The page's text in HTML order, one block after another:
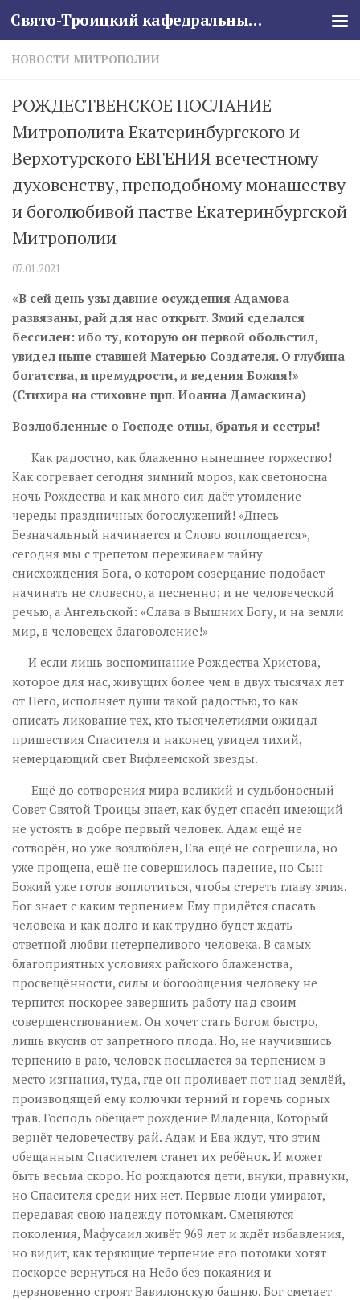
Skip to content Свято-Троицкий кафедральный собор
НОВОСТИ МИТРОПОЛИИ
РОЖДЕСТВЕНСКОЕ ПОСЛАНИЕ
Митрополита Екатеринбургского и
Верхотурского ЕВГЕНИЯ всечестному
духовенству, преподобному монашеству
и боголюбивой пастве Екатеринбургской
Митрополии
07.01.2021
«В сей день узы давние осуждения Адамова
развязаны, рай для нас открыт. Змий сделался
бессилен: ибо ту, которую он первой обольстил,
увидел ныне ставшей Матерью Создателя. О глубина
богатства, и премудрости, и ведения Божия!»
(Стихира на стиховне прп. Иоанна Дамаскина)
Возлюбленные о Господе отцы, братья и сестры!
Как радостно, как блаженно нынешнее торжество!
Как согревает сегодня зимний мороз, как светоносна
ночь Рождества и как много сил даёт утомление
череды праздничных богослужений! «Днесь
Безначальный начинается и Слово воплощается»,
сегодня мы с трепетом переживаем тайну
снисхождения Бога, о котором созерцание подобает
начинать не словесно, а песненно; и не человеческой
речью, а Ангельской: «Слава в Вышних Богу, и на земли
мир, в человецех благоволение!»
И если лишь воспоминание Рождества Христова,
которое для нас, живущих более чем в двух тысячах лет
от Него, исполняет души такой радостью, то как
описать ликование тех, кто тысячелетиями ожидал
пришествия Спасителя и наконец увидел тихий,
немерцающий свет Вифлеемской звезды.
Ещё до сотворения мира великий и судьбоносный
Совет Святой Троицы знает, как будет спасён имеющий
не устоять в добре первый человек. Адам ещё не
сотворён, но уже возлюблен, Ева ещё не согрешила, но
уже прощена, ещё не совершилось падение, но Сын
Божий уже готов воплотиться, чтобы стереть главу змия.
Бог знает с каким терпением Ему придётся спасать
человека и как долго и как трудно будет ждать
ответной любви нетерпеливого человека. В самых
благоприятных условиях райского блаженства,
просвещённости, силы и богообщения человеку не
терпится поскорее завершить работу над своим
совершенствованием. Он хочет стать Богом быстро,
лишь вкусив от запретного плода. Но, не научившись
терпению в раю, человек посылается за терпением в
место изгнания, туда, где он проливает пот над землёй,
производящей ему колючки терний и горечь сорных
трав. Господь обещает рождение Младенца, Который
вернёт человечеству рай. Адам и Ева ждут, что этим
обещанным Спасителем станет их ребёнок. И может
быть весьма скоро. Но рождаются дети, внуки, правнуки,
но Спасителя среди них нет. Первые люди умирают,
передавая свою надежду потомкам. Сменяются
поколения, Мафусаил живёт 969 лет и ждёт избавления,
но видит, как теряющие терпение его потомки хотят
поскорее вернуться на Небо без покаяния и
дерзновенно строят Вавилонскую башню. Бог сметает